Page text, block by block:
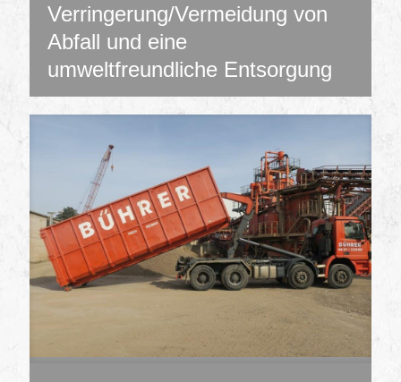
Verringerung/Vermeidung von
Abfall und eine
umweltfreundliche Entsorgung